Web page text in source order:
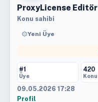
ProxyLicense Editör
Konu sahibi
Yeni Üye
#1
Üye
420
Konu
09.05.2026 17:28
Profil